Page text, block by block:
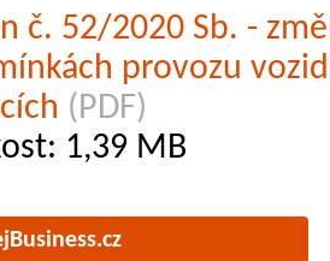
č. 52/2020 Sb. -
provozu
(PDF)
1,39 MB